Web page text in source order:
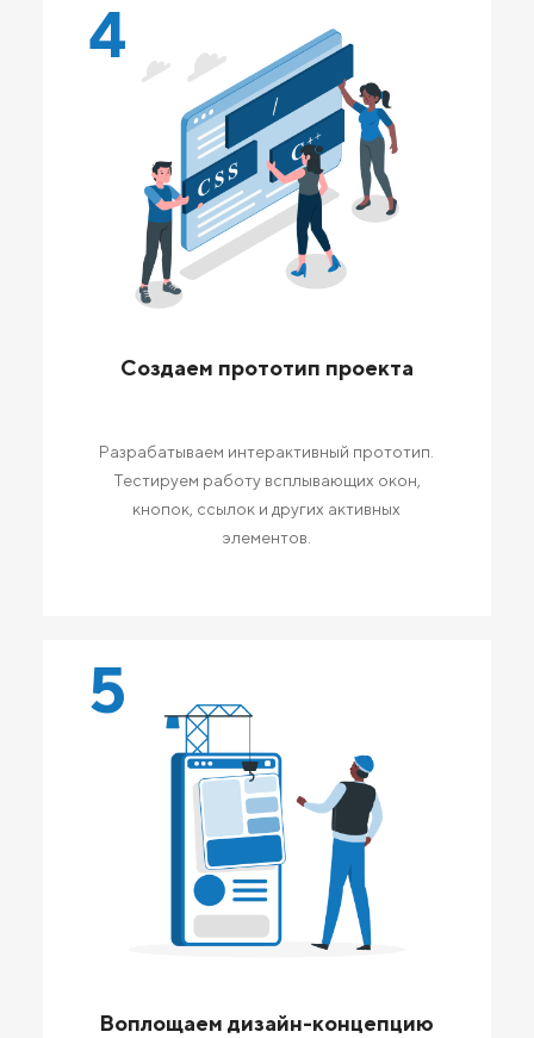
4
Создаем прототип проекта
Разрабатываем интерактивный прототип.
Тестируем работу всплывающих окон,
кнопок, ссылок и других активных
элементов.
5
Воплощаем дизайн-концепцию